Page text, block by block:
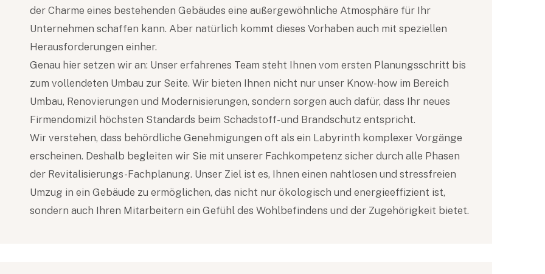
der Charme eines bestehenden Gebäudes eine außergewöhnliche Atmosphäre für Ihr
Unternehmen schaffen kann. Aber natürlich kommt dieses Vorhaben auch mit speziellen
Herausforderungen einher.
Genau hier setzen wir an: Unser erfahrenes Team steht Ihnen vom ersten Planungsschritt bis
zum vollendeten Umbau zur Seite. Wir bieten Ihnen nicht nur unser Know-how im Bereich
Umbau, Renovierungen und Modernisierungen, sondern sorgen auch dafür, dass Ihr neues
Firmendomizil höchsten Standards beim Schadstoff- und Brandschutz entspricht.
Wir verstehen, dass behördliche Genehmigungen oft als ein Labyrinth komplexer Vorgänge
erscheinen. Deshalb begleiten wir Sie mit unserer Fachkompetenz sicher durch alle Phasen
der Revitalisierungs-Fachplanung. Unser Ziel ist es, Ihnen einen nahtlosen und stressfreien
Umzug in ein Gebäude zu ermöglichen, das nicht nur ökologisch und energieeffizient ist,
sondern auch Ihren Mitarbeitern ein Gefühl des Wohlbefindens und der Zugehörigkeit bietet.